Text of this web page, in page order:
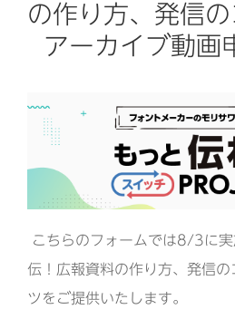
の作り方、発信の
アーカイブ動画
こちらのフォームでは8/3に
伝！広報資料の作り方、発信
ツをご提供いたします。